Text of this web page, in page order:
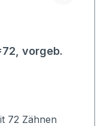
vorgeb.
72 Zähnen